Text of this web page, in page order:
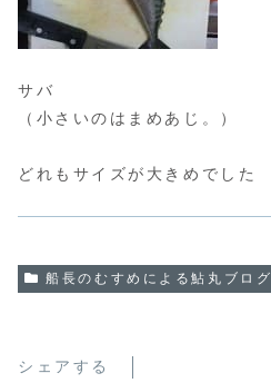
サバ
（小さいのはまめあじ。）
どれもサイズが大きめでした
船長のむすめによる鮎丸ブログ
シェアする